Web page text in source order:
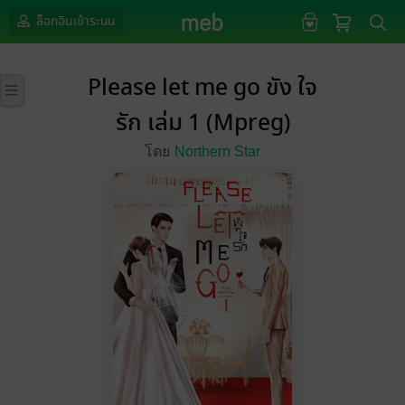
ล็อกอินเข้าระบบ
Please let me go ขัง ใจ
รัก เล่ม 1 (Mpreg)
โดย Northern Star